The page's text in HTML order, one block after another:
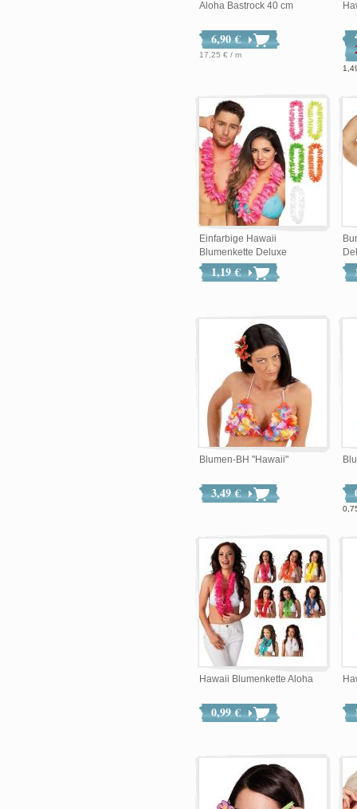
Aloha Bastrock 40 cm
6,90 €
17,25 € / m
Einfarbige Hawaii
Blumenkette Deluxe
1,19 €
Blumen-BH "Hawaii"
3,49 €
Hawaii Blumenkette Aloha
0,99 €